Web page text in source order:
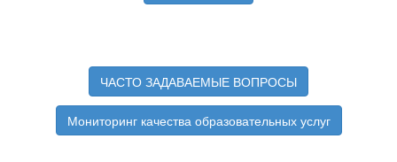
ЧАСТО ЗАДАВАЕМЫЕ ВОПРОСЫ
Мониторинг качества образовательных услуг